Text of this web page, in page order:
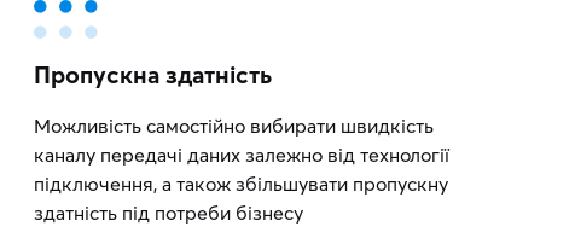
Пропускна здатність
Можливість самостійно вибирати швидкість
каналу передачі даних залежно від технології
підключення, а також збільшувати пропускну
здатність під потреби бізнесу